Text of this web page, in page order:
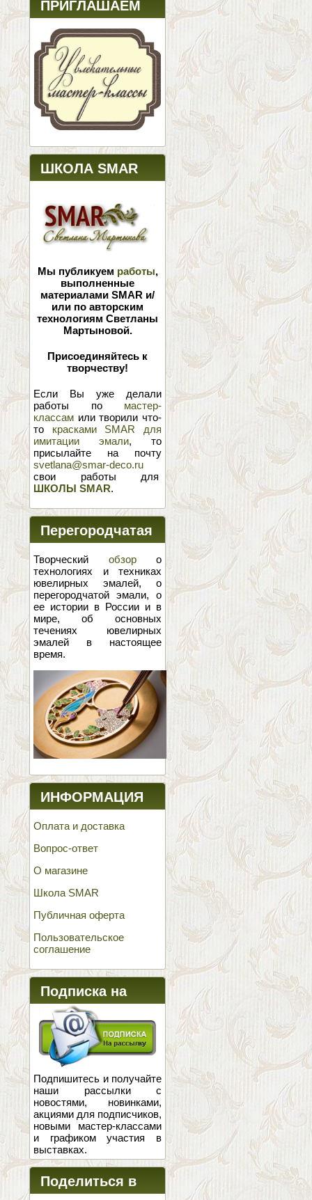
ПРИГЛАШАЕМ
ШКОЛА SMAR
Мы публикуем работы,
выполненные
материалами SMAR и/
или по авторским
технологиям Светланы
Мартыновой.
Присоединяйтесь к
творчеству!
Если Вы уже делали
работы по мастер-
классам или творили что-
то красками SMAR для
имитации эмали, то
присылайте на почту
svetlana@smar-deco.ru
свои работы для
ШКОЛЫ SMAR.
Перегородчатая
эмаль
Творческий обзоро
технологиях и техниках
ювелирных эмалей, о
перегородчатой эмали, о
ее истории в России и в
мире, об основных
течениях ювелирных
эмалей в настоящее
время.
ИНФОРМАЦИЯ
Оплата и доставка
Вопрос-ответ
О магазине
Школа SMAR
Публичная оферта
Пользовательское
соглашение
Подписка на
новости
Подпишитесь и получайте
наши рассылки с
новостями, новинками,
акциями для подписчиков,
новыми мастер-классами
и графиком участия в
выставках.
Поделиться в